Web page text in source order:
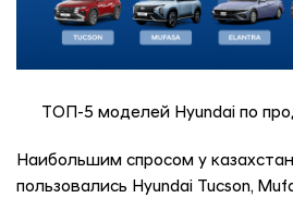
ТОП-5 моделей Hyundai по
Наибольшим спросом у
пользовались Hyundai Tucson,